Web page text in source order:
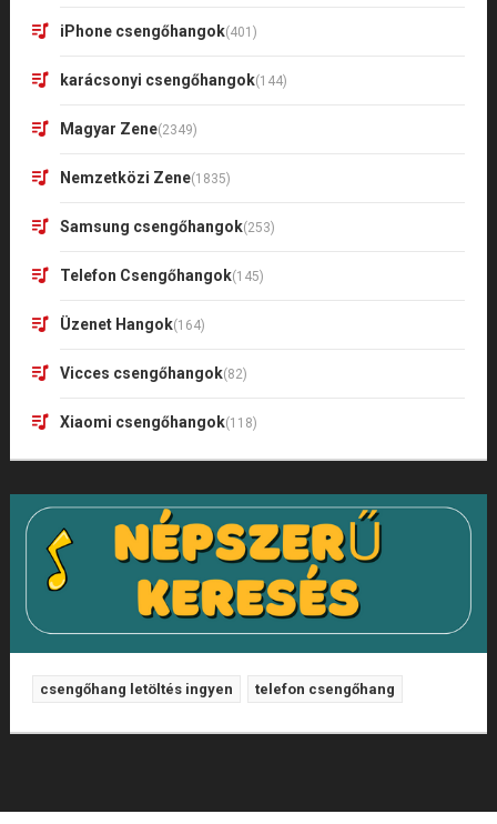
iPhone csengőhangok(401)
karácsonyi csengőhangok(144)
Magyar Zene(2349)
Nemzetközi Zene(1835)
Samsung csengőhangok(253)
Telefon Csengőhangok(145)
Üzenet Hangok(164)
Vicces csengőhangok(82)
Xiaomi csengőhangok(118)
csengőhang letöltés ingyen telefon csengőhang